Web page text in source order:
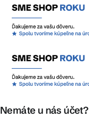
Nemáte u nás účet?